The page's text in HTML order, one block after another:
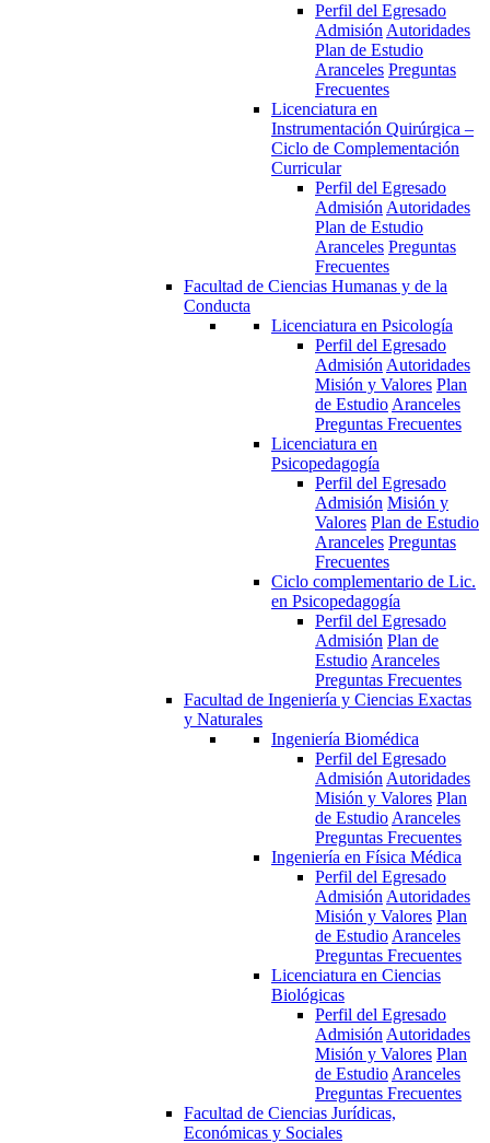
Perfil del Egresado
Admisión Autoridades
Plan de Estudio
Aranceles Preguntas
Frecuentes
Licenciatura en
Instrumentación Quirúrgica –
Ciclo de Complementación
Curricular
Perfil del Egresado
Admisión Autoridades
Plan de Estudio
Aranceles Preguntas
Frecuentes
Facultad de Ciencias Humanas y de la
Conducta
Licenciatura en Psicología
Perfil del Egresado
Admisión Autoridades
Misión y Valores Plan
de Estudio Aranceles
Preguntas Frecuentes
Licenciatura en
Psicopedagogía
Perfil del Egresado
Admisión Misión y
Valores Plan de Estudio
Aranceles Preguntas
Frecuentes
Ciclo complementario de Lic.
en Psicopedagogía
Perfil del Egresado
Admisión Plan de
Estudio Aranceles
Preguntas Frecuentes
Facultad de Ingeniería y Ciencias Exactas
y Naturales
Ingeniería Biomédica
Perfil del Egresado
Admisión Autoridades
Misión y Valores Plan
de Estudio Aranceles
Preguntas Frecuentes
Ingeniería en Física Médica
Perfil del Egresado
Admisión Autoridades
Misión y Valores Plan
de Estudio Aranceles
Preguntas Frecuentes
Licenciatura en Ciencias
Biológicas
Perfil del Egresado
Admisión Autoridades
Misión y Valores Plan
de Estudio Aranceles
Preguntas Frecuentes
Facultad de Ciencias Jurídicas,
Económicas y Sociales